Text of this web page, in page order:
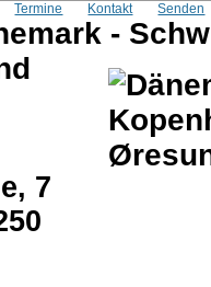
Termine Kontakt Senden
-
7